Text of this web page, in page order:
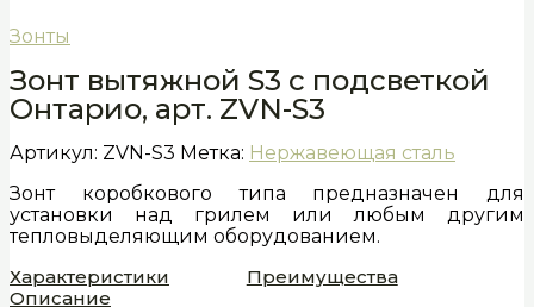
Зонты
Зонт вытяжной S3 с подсветкой
Онтарио, арт. ZVN-S3
Артикул: ZVN-S3 Метка: Нержавеющая сталь
Зонт коробкового типа предназначен для
установки над грилем или любым другим
тепловыделяющим оборудованием.
Характеристики
Преимущества
Описание